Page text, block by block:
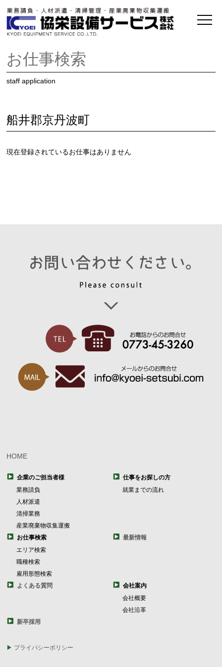
お仕事検索
staff application
船井郡京丹波町
現在登録されているお仕事はありません
HOME
企業のご担当者様
業務請負
人材派遣
清掃業務
産業廃棄物収集運搬
仕事をお探しの方
就業までの流れ
お仕事検索
エリア検索
職種検索
雇用形態検索
最新情報
よくある質問
会社案内
会社概要
会社沿革
新卒採用
プライバシーポリシー